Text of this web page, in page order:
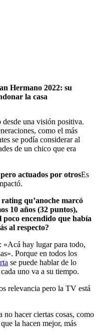
Hermano 2022: su
la casa
desde una visión positiva.
como el más
se podía considerar al
de un chico que era
actuados por otrosEs
qu’anoche marcó
10 años (32 puntos),
encendido que había
al respecto?
«Acá hay lugar para todo,
Porque en todos los
se puede hablar de lo
uno va a su tiempo.
relevancia pero la TV está
no hacer ciertas cosas, como
la hacen mejor, más